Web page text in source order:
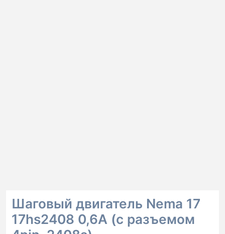
Шаговый двигатель Nema 17
17hs2408 0,6А (с разъемом